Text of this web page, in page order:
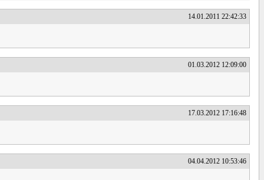
14.01.2011 22:42:33
01.03.2012 12:09:00
17.03.2012 17:16:48
04.04.2012 10:53:46